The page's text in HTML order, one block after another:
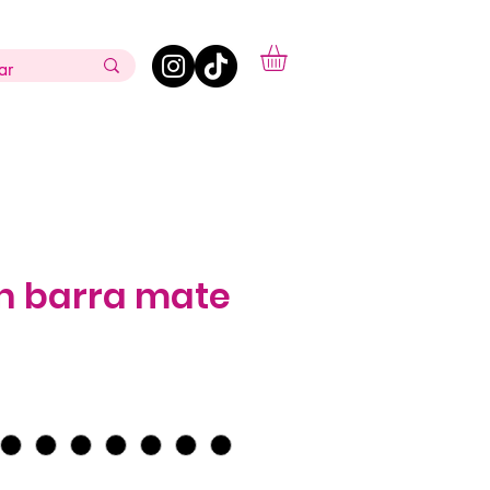
barra mate